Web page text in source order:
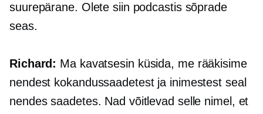
suurepärane. Olete siin podcastis sõprade
seas.
Richard: Ma kavatsesin küsida, me rääkisime
nendest kokandussaadetest ja inimestest seal
nendes saadetes. Nad võitlevad selle nimel, et